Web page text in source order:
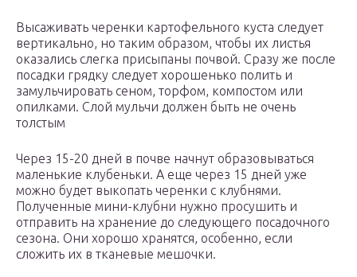
Высаживать черенки картофельного куста следует
вертикально, но таким образом, чтобы их листья
оказались слегка присыпаны почвой. Сразу же после
посадки грядку следует хорошенько полить и
замульчировать сеном, торфом, компостом или
опилками. Слой мульчи должен быть не очень
толстым
Через 15-20 дней в почве начнут образовываться
маленькие клубеньки. А еще через 15 дней уже
можно будет выкопать черенки с клубнями.
Полученные мини-клубни нужно просушить и
отправить на хранение до следующего посадочного
сезона. Они хорошо хранятся, особенно, если
сложить их в тканевые мешочки.